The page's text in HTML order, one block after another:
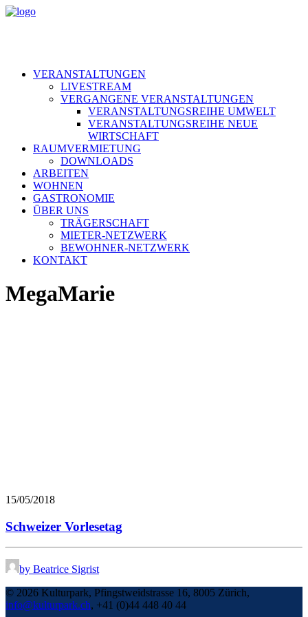
VERANSTALTUNGEN
LIVESTREAM
VERGANGENE VERANSTALTUNGEN
VERANSTALTUNGSREIHE UMWELT
VERANSTALTUNGSREIHE NEUE
WIRTSCHAFT
RAUMVERMIETUNG
DOWNLOADS
ARBEITEN
WOHNEN
GASTRONOMIE
ÜBER UNS
TRÄGERSCHAFT
MIETER-NETZWERK
BEWOHNER-NETZWERK
KONTAKT
MegaMarie
15/05/2018
Schweizer Vorlesetag
by Beatrice Sigrist
© 2026 Kulturpark, Pfingstweidstrasse 16, 8005 Zürich,
info@kulturpark.ch, +41 (0)44 448 40 44